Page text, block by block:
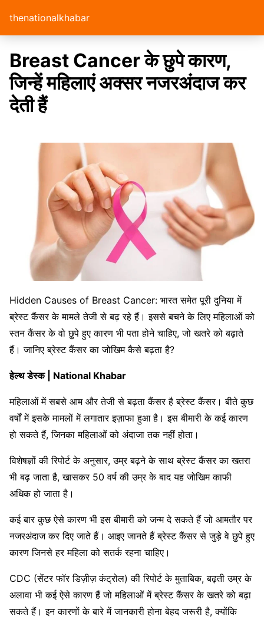
thenationalkhabar
Breast Cancer के छुपे कारण,
जिन्हें महिलाएं अक्सर नजरअंदाज कर
देती हैं
Hidden Causes of Breast Cancer: भारत समेत पूरी दुनिया में
ब्रेस्ट कैंसर के मामले तेजी से बढ़ रहे हैं। इससे बचने के लिए महिलाओं को
स्तन कैंसर के वो छुपे हुए कारण भी पता होने चाहिए, जो खतरे को बढ़ाते
हैं। जानिए ब्रेस्ट कैंसर का जोखिम कैसे बढ़ता है?
हेल्थ डेस्क | National Khabar
महिलाओं में सबसे आम और तेजी से बढ़ता कैंसर है ब्रेस्ट कैंसर। बीते कुछ
वर्षों में इसके मामलों में लगातार इज़ाफा हुआ है। इस बीमारी के कई कारण
हो सकते हैं, जिनका महिलाओं को अंदाजा तक नहीं होता।
विशेषज्ञों की रिपोर्ट के अनुसार, उम्र बढ़ने के साथ ब्रेस्ट कैंसर का खतरा
भी बढ़ जाता है, खासकर 50 वर्ष की उम्र के बाद यह जोखिम काफी
अधिक हो जाता है।
कई बार कुछ ऐसे कारण भी इस बीमारी को जन्म दे सकते हैं जो आमतौर पर
नजरअंदाज कर दिए जाते हैं। आइए जानते हैं ब्रेस्ट कैंसर से जुड़े वे छुपे हुए
कारण जिनसे हर महिला को सतर्क रहना चाहिए।
CDC (सेंटर फॉर डिज़ीज़ कंट्रोल) की रिपोर्ट के मुताबिक, बढ़ती उम्र के
अलावा भी कई ऐसे कारण हैं जो महिलाओं में ब्रेस्ट कैंसर के खतरे को बढ़ा
सकते हैं। इन कारणों के बारे में जानकारी होना बेहद जरूरी है, क्योंकि